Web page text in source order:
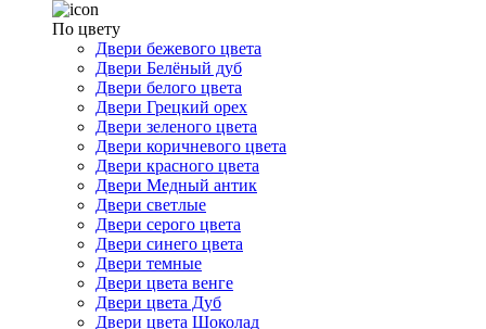
По цвету
Двери бежевого цвета
Двери Белёный дуб
Двери белого цвета
Двери Грецкий орех
Двери зеленого цвета
Двери коричневого цвета
Двери красного цвета
Двери Медный антик
Двери светлые
Двери серого цвета
Двери синего цвета
Двери темные
Двери цвета венге
Двери цвета Дуб
Двери цвета Шоколад